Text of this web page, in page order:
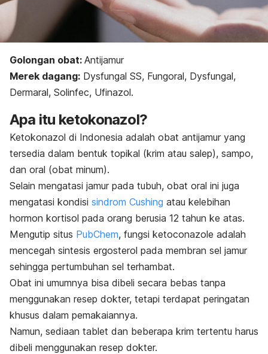
Golongan obat: Antijamur
Merek dagang: Dysfungal SS, Fungoral, Dysfungal,
Dermaral, Solinfec, Ufinazol.
Apa itu ketokonazol?
Ketokonazol di Indonesia adalah obat antijamur yang
tersedia dalam bentuk topikal (krim atau salep), sampo,
dan oral (obat minum).
Selain mengatasi jamur pada tubuh, obat oral ini juga
mengatasi kondisi sindrom Cushing atau kelebihan
hormon kortisol pada orang berusia 12 tahun ke atas.
Mengutip situs PubChem, fungsi ketoconazole adalah
mencegah sintesis ergosterol pada membran sel jamur
sehingga pertumbuhan sel terhambat.
Obat ini umumnya bisa dibeli secara bebas tanpa
menggunakan resep dokter, tetapi terdapat peringatan
khusus dalam pemakaiannya.
Namun, sediaan tablet dan beberapa krim tertentu harus
dibeli menggunakan resep dokter.